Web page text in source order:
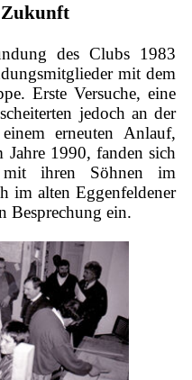
Zukunft
des Clubs 1983
mit dem
Erste Versuche, eine
jedoch an der
erneuten Anlauf,
Jahre 1990, fanden sich
mit ihren Söhnen im
im alten Eggenfeldener
Besprechung ein.